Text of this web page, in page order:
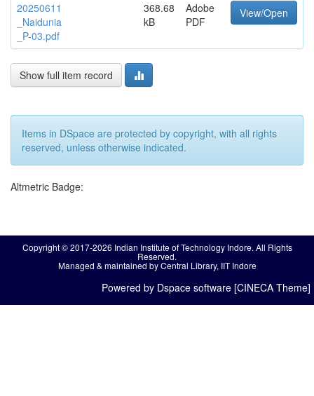
20250611
_Naidunia
_P-03.pdf
368.68
kB
Adobe
PDF
View/Open
Show full item record
Items in DSpace are protected by copyright, with all rights
reserved, unless otherwise indicated.
Altmetric Badge:
Copyright © 2017-2026 Indian Institute of Technology Indore. All Rights
Reserved.
Managed & maintained by Central Library, IIT Indore
Powered by Dspace software [CINECA Theme]